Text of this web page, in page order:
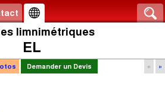
limnimétriques
EL
« »
Demander un Devis